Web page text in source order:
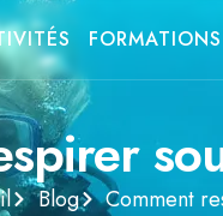
FORMATIONS
Blog Comment